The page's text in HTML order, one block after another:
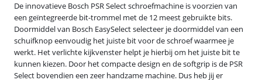
De innovatieve Bosch PSR Select schroefmachine is voorzien van
een geïntegreerde bit-trommel met de 12 meest gebruikte bits.
Doormiddel van Bosch EasySelect selecteer je doormiddel van een
schuifknop eenvoudig het juiste bit voor de schroef waarmee je
werkt. Het verlichte kijkvenster helpt je hierbij om het juiste bit te
kunnen kiezen. Door het compacte design en de softgrip is de PSR
Select bovendien een zeer handzame machine. Dus heb jij er